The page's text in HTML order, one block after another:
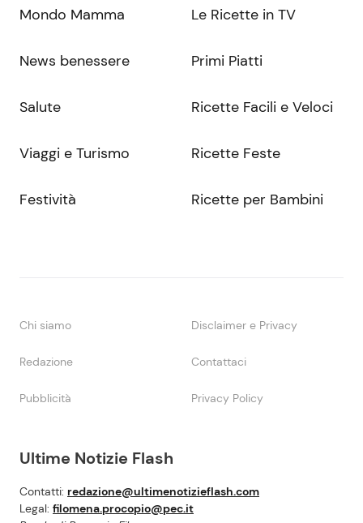
Ultime Notizie Flash
Contatti: redazione@ultimenotizieflash.com
Legal: filomena.procopio@pec.it
Mondo Mamma
News benessere
Salute
Viaggi e Turismo
Festività
Le Ricette in TV
Primi Piatti
Ricette Facili e Veloci
Ricette Feste
Ricette per Bambini
Chi siamo Disclaimer e Privacy
Redazione Contattaci
Pubblicità Privacy Policy